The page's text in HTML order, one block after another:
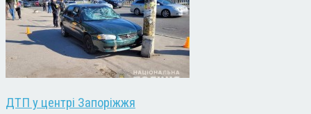
ДТП у центрі Запоріжжя